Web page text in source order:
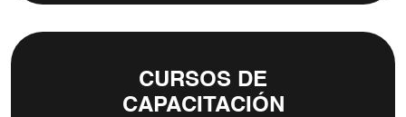
CURSOS DE
CAPACITACIÓN